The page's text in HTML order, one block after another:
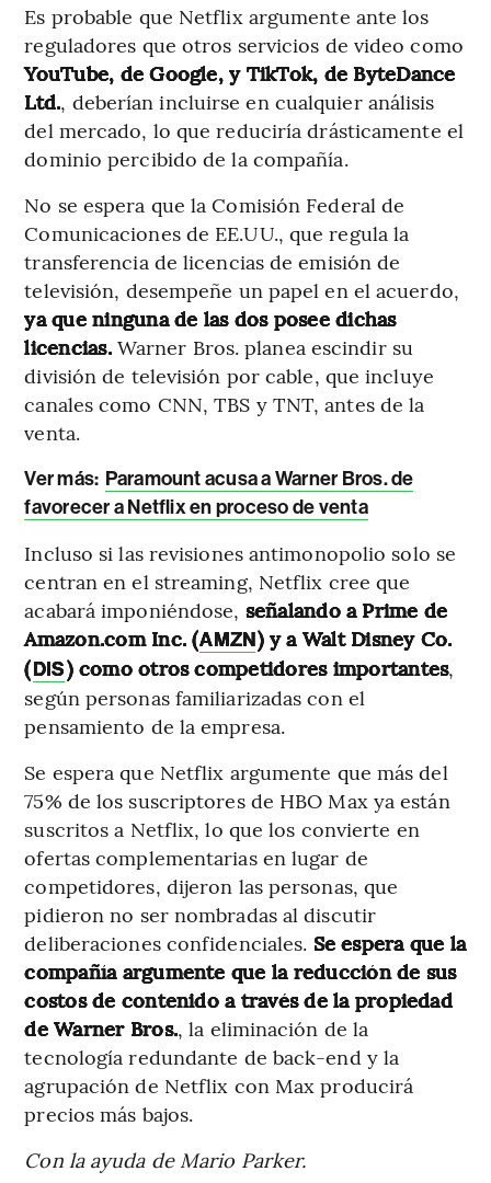
Es probable que Netflix argumente ante los
reguladores que otros servicios de video como
YouTube, de Google, y TikTok, de ByteDance
Ltd., deberían incluirse en cualquier análisis
del mercado, lo que reduciría drásticamente el
dominio percibido de la compañía.
No se espera que la Comisión Federal de
Comunicaciones de EE.UU., que regula la
transferencia de licencias de emisión de
televisión, desempeñe un papel en el acuerdo,
ya que ninguna de las dos posee dichas
licencias.Warner Bros. planea escindir su
división de televisión por cable, que incluye
canales como CNN, TBS y TNT, antes de la
venta.
Ver más: Paramount acusa a Warner Bros. de
favorecer a Netflix en proceso de venta
Incluso si las revisiones antimonopolio solo se
centran en el streaming, Netflix cree que
acabará imponiéndose, señalando a Prime de
Amazon.com Inc. (AMZN) y a Walt Disney Co.
(DIS) como otros competidores importantes,
según personas familiarizadas con el
pensamiento de la empresa.
Se espera que Netflix argumente que más del
75% de los suscriptores de HBO Max ya están
suscritos a Netflix, lo que los convierte en
ofertas complementarias en lugar de
competidores, dijeron las personas, que
pidieron no ser nombradas al discutir
deliberaciones confidenciales. Se espera que la
compañía argumente que la reducción de sus
costos de contenido a través de la propiedad
de Warner Bros., la eliminación de la
tecnología redundante de back-end y la
agrupación de Netflix con Max producirá
precios más bajos.
Con la ayuda de Mario Parker.